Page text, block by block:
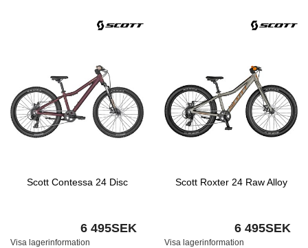
Scott Contessa 24 Disc
6 495SEK
Visa lagerinformation
Scott Roxter 24 Raw Alloy
6 495SEK
Visa lagerinformation